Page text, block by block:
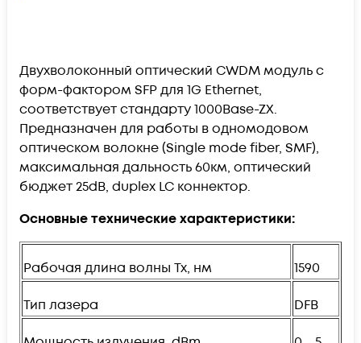
Двухволоконный оптический CWDM модуль с
форм-фактором SFP для 1G Ethernet,
соответствует стандарту 1000Base-ZX.
Предназначен для работы в одномодовом
оптическом волокне (Single mode fiber, SMF),
максимальная дальность 60км, оптический
бюджет 25dB, duplex LC коннектор.
Основные технические характеристики:
Рабочая длина волны Tx, нм 1590
Тип лазера DFB